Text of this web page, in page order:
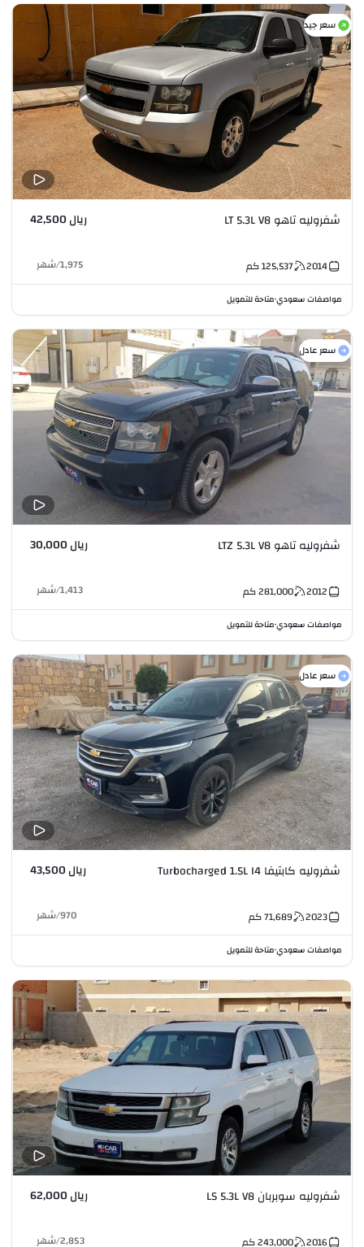
سعر جيد
شفروليه تاهو LT 5.3L V8 ريال 42,500
2014
125,537كم 1,975
/شهر
مواصفات سعودي•متاحة للتمويل
سعر عادل
شفروليه تاهو LTZ 5.3L V8 ريال 30,000
2012
281,000كم 1,413
/شهر
مواصفات سعودي•متاحة للتمويل
سعر عادل
شفروليه كابتيفا Turbocharged 1.5L I4 ريال 43,500
2023
71,689كم 970
/شهر
مواصفات سعودي•متاحة للتمويل
شفروليه سوبربان LS 5.3L V8 ريال 62,000
2016
243,000كم 2,853
/شهر